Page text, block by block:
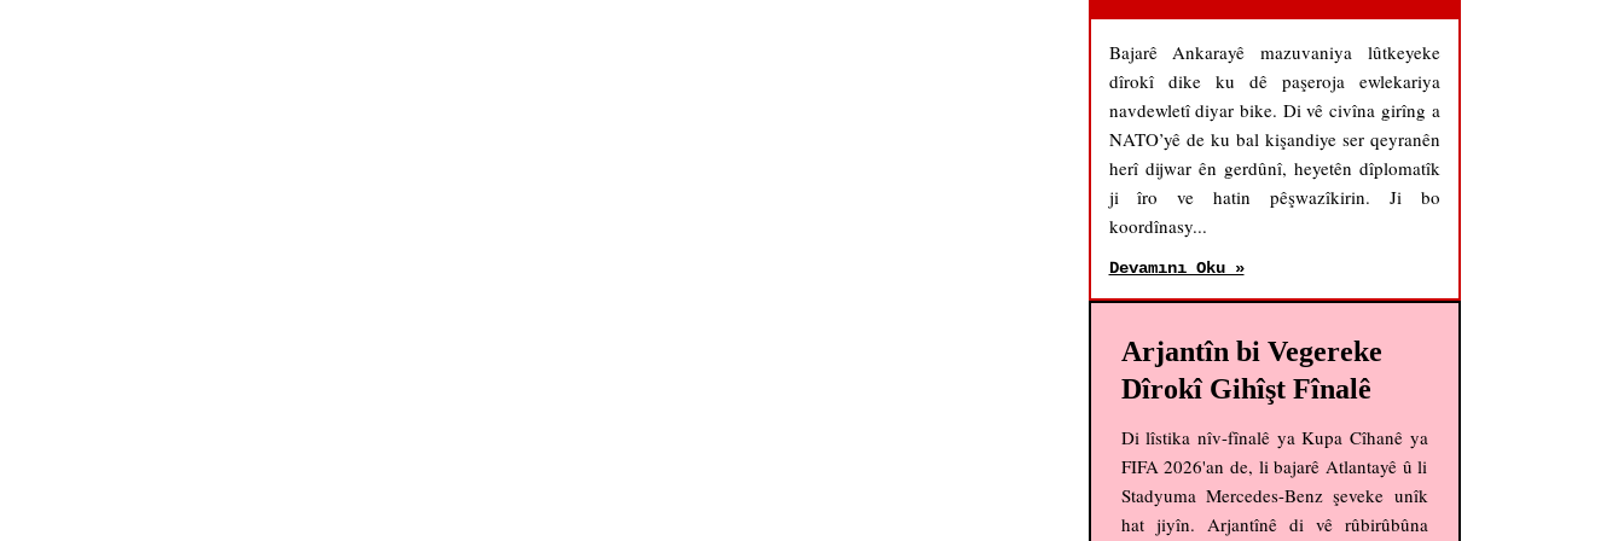
Bajarê Ankarayê mazuvaniya lûtkeyeke
dîrokî dike ku dê paşeroja ewlekariya
navdewletî diyar bike. Di vê civîna girîng a
NATO’yê de ku bal kişandiye ser qeyranên
herî dijwar ên gerdûnî, heyetên dîplomatîk
ji îro ve hatin pêşwazîkirin. Ji bo
koordînasy...
Devamını Oku »
Arjantîn bi Vegereke
Dîrokî Gihîşt Fînalê
Di lîstika nîv-fînalê ya Kupa Cîhanê ya
FIFA 2026'an de, li bajarê Atlantayê û li
Stadyuma Mercedes-Benz şeveke unîk
hat jiyîn. Arjantînê di vê rûbirûbûna